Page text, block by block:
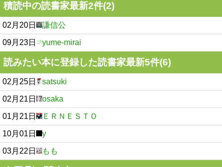
積読中の読書家最新2件(2)
02月20日 謙信公
09月23日 yume-mirai
読みたい本に登録した読書家最新5件(6)
02月25日 satsuki
02月21日 osaka
01月21日 ＥＲＮＥＳＴＯ
10月01日 y
03月22日 もも